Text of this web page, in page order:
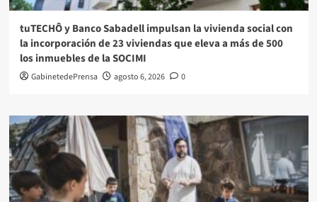
tuTECHÔ y Banco Sabadell impulsan la vivienda social con
la incorporación de 23 viviendas que eleva a más de 500
los inmuebles de la SOCIMI
GabinetedePrensa agosto 6, 2026 0